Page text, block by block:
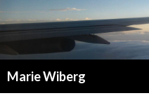
Marie Wiberg